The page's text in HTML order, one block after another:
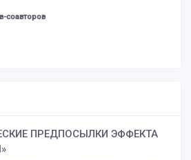
соавторов
ПРЕДПОСЫЛКИ ЭФФЕКТА